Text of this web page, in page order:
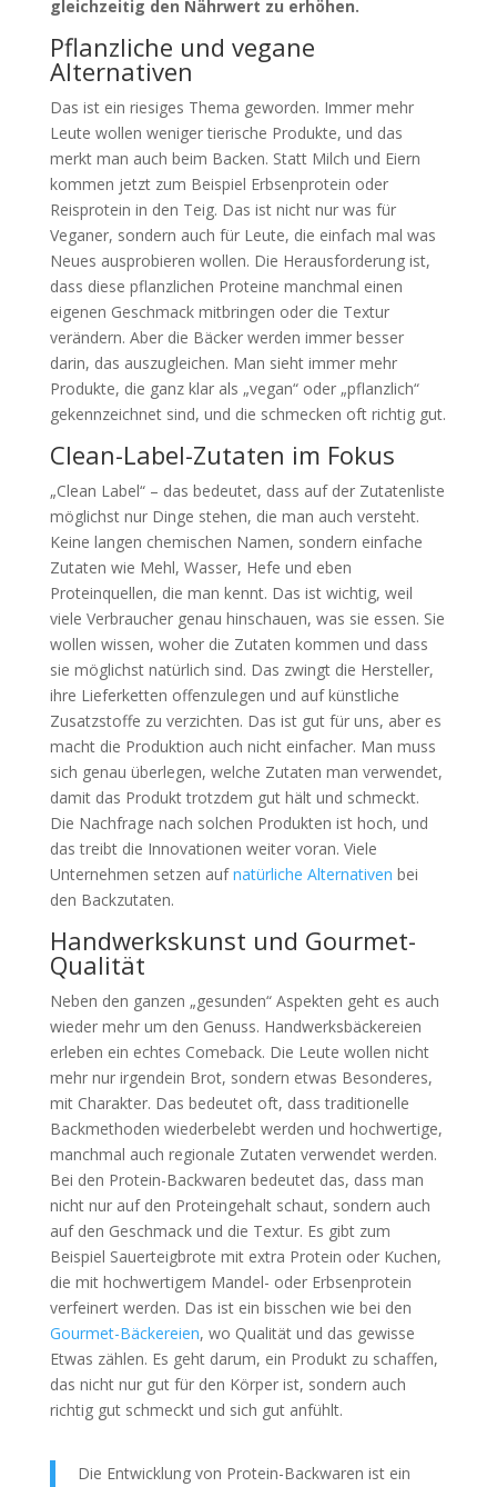
gleichzeitig den Nährwert zu erhöhen.
Pflanzliche und vegane
Alternativen
Das ist ein riesiges Thema geworden. Immer mehr
Leute wollen weniger tierische Produkte, und das
merkt man auch beim Backen. Statt Milch und Eiern
kommen jetzt zum Beispiel Erbsenprotein oder
Reisprotein in den Teig. Das ist nicht nur was für
Veganer, sondern auch für Leute, die einfach mal was
Neues ausprobieren wollen. Die Herausforderung ist,
dass diese pflanzlichen Proteine manchmal einen
eigenen Geschmack mitbringen oder die Textur
verändern. Aber die Bäcker werden immer besser
darin, das auszugleichen. Man sieht immer mehr
Produkte, die ganz klar als „vegan“ oder „pflanzlich“
gekennzeichnet sind, und die schmecken oft richtig gut.
Clean-Label-Zutaten im Fokus
„Clean Label“ – das bedeutet, dass auf der Zutatenliste
möglichst nur Dinge stehen, die man auch versteht.
Keine langen chemischen Namen, sondern einfache
Zutaten wie Mehl, Wasser, Hefe und eben
Proteinquellen, die man kennt. Das ist wichtig, weil
viele Verbraucher genau hinschauen, was sie essen. Sie
wollen wissen, woher die Zutaten kommen und dass
sie möglichst natürlich sind. Das zwingt die Hersteller,
ihre Lieferketten offenzulegen und auf künstliche
Zusatzstoffe zu verzichten. Das ist gut für uns, aber es
macht die Produktion auch nicht einfacher. Man muss
sich genau überlegen, welche Zutaten man verwendet,
damit das Produkt trotzdem gut hält und schmeckt.
Die Nachfrage nach solchen Produkten ist hoch, und
das treibt die Innovationen weiter voran. Viele
Unternehmen setzen aufnatürliche Alternativen bei
den Backzutaten.
Handwerkskunst und Gourmet-
Qualität
Neben den ganzen „gesunden“ Aspekten geht es auch
wieder mehr um den Genuss. Handwerksbäckereien
erleben ein echtes Comeback. Die Leute wollen nicht
mehr nur irgendein Brot, sondern etwas Besonderes,
mit Charakter. Das bedeutet oft, dass traditionelle
Backmethoden wiederbelebt werden und hochwertige,
manchmal auch regionale Zutaten verwendet werden.
Bei den Protein-Backwaren bedeutet das, dass man
nicht nur auf den Proteingehalt schaut, sondern auch
auf den Geschmack und die Textur. Es gibt zum
Beispiel Sauerteigbrote mit extra Protein oder Kuchen,
die mit hochwertigem Mandel- oder Erbsenprotein
verfeinert werden. Das ist ein bisschen wie bei den
Gourmet-Bäckereien, wo Qualität und das gewisse
Etwas zählen. Es geht darum, ein Produkt zu schaffen,
das nicht nur gut für den Körper ist, sondern auch
richtig gut schmeckt und sich gut anfühlt.
Die Entwicklung von Protein-Backwaren ist ein